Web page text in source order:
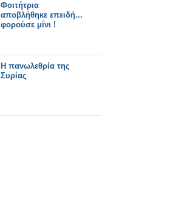
Φοιτήτρια
αποβλήθηκε επειδή...
φορούσε μίνι !
Η πανωλεθρία της
Συρίας